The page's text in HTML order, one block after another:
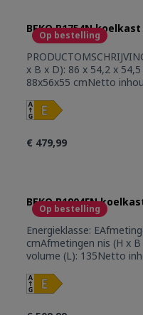
0,397Energy Efficency
(kW): 141Gewicht (kg): 29
Op bestelling
BEKO B1754N
x B x D): 86 x 54,2 x
88x56x55 cmNetto
2Autonomie (u):
3Groentenladen:
deurBinnenverlichting:
(kW/24u): 0.387Jaarlijks
141.00Energy Efficency
€ 479,99
Op bestelling
BEKO B1904FN
Energieklasse:
cmAfmetingen nis (H x
volume (L): 135Netto
3Groentenladen: 1Active
deur op deurUitsluitend